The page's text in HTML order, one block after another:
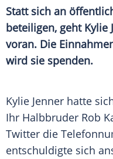
Statt sich an
beteiligen, geht Kylie
voran. Die
wird sie spenden.
Kylie Jenner hatte
Ihr Halbbruder Rob
Twitter die
entschuldigte sich